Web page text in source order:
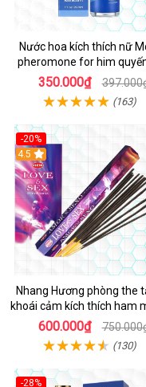
Nước hoa kích thích nữ
pheromone for him
tăng ham muốn an
350.000₫
(163)
-20%
4.5
Nhang Hương phòng the
khoái cảm kích thích ham
an toàn
600.000₫
(130)
-28%